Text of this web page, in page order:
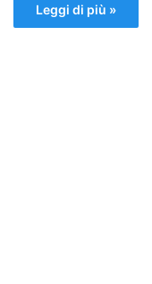
Leggi di più »